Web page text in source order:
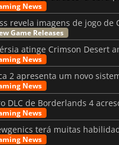
News
Game Releases
News
News
News
terá muitas
News